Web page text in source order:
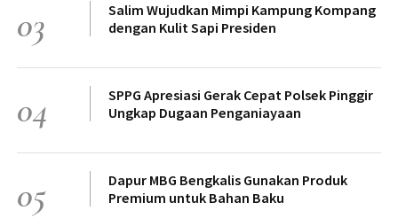
03
Salim Wujudkan Mimpi Kampung Kompang
dengan Kulit Sapi Presiden
04
SPPG Apresiasi Gerak Cepat Polsek Pinggir
Ungkap Dugaan Penganiayaan
05
Dapur MBG Bengkalis Gunakan Produk
Premium untuk Bahan Baku